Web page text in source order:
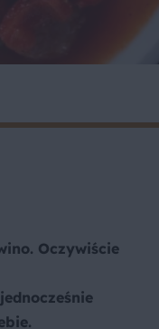
Oczywiście